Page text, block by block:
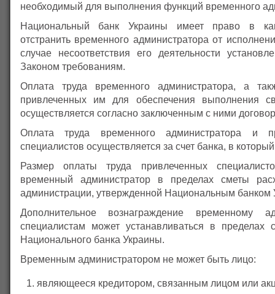
необходимый для выполнения функций временного
Национальный банк Украины имеет право в
отстранить временного администратора от
случае несоответствия его деятельности
Законом требованиям.
Оплата труда временного администратора, а
привлеченных им для обеспечения выполнения
осуществляется согласно заключенным с ними
Оплата труда временного администратора и
специалистов осуществляется за счет банка, в
Размер оплаты труда привлеченных
временный администратор в пределах сметы
администрации, утвержденной Национальным банком
Дополнительное вознаграждение временному
специалистам может устанавливаться в пределах
Национального банка Украины.
Временным администратором не может быть лицо:
являющееся кредитором, связанным лицом или